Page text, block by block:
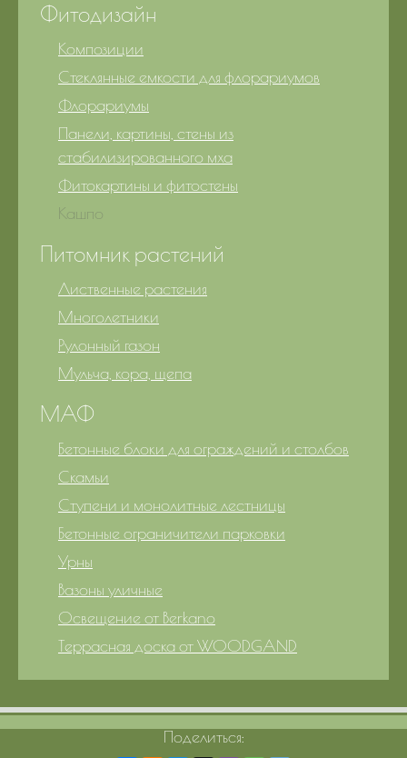
Фитодизайн
Композиции
Стеклянные емкости для флорариумов
Флорариумы
Панели, картины, стены из
стабилизированного мха
Фитокартины и фитостены
Кашпо
Питомник растений
Лиственные растения
Многолетники
Рулонный газон
Мульча, кора, щепа
МАФ
Бетонные блоки для ограждений и столбов
Скамьи
Ступени и монолитные лестницы
Бетонные ограничители парковки
Урны
Вазоны уличные
Освещение от Berkano
Террасная доска от WOODGAND
Поделиться: